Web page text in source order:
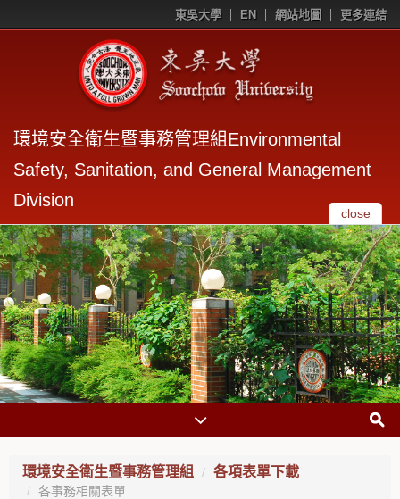
東吳大學 EN 網站地圖 更多連結
環境安全衛生暨事務管理組Environmental
Safety, Sanitation, and General Management
Division
close
環境安全衛生暨事務管理組 各項表單下載
各事務相關表單